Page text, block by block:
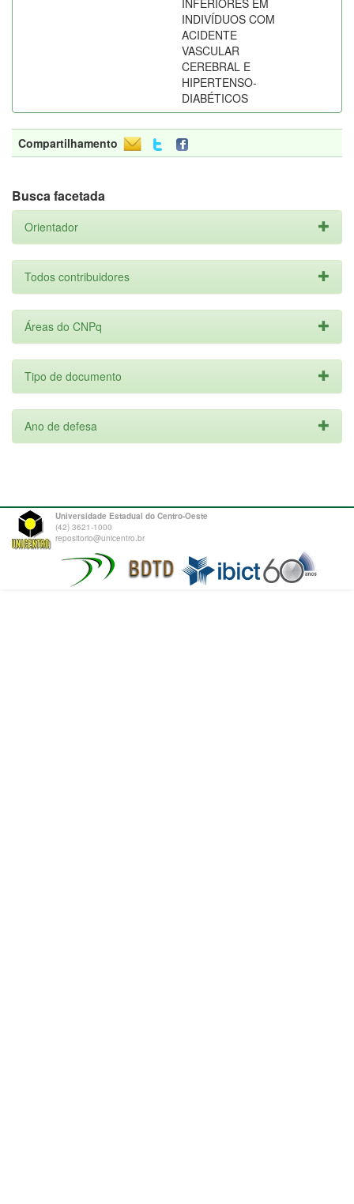
INFERIORES EM
INDIVÍDUOS COM
ACIDENTE
VASCULAR
CEREBRAL E
HIPERTENSO-
DIABÉTICOS
Compartilhamento
Busca facetada
Orientador
Todos contribuidores
Áreas do CNPq
Tipo de documento
Ano de defesa
Universidade Estadual do Centro-Oeste
(42) 3621-1000
repositorio@unicentro.br